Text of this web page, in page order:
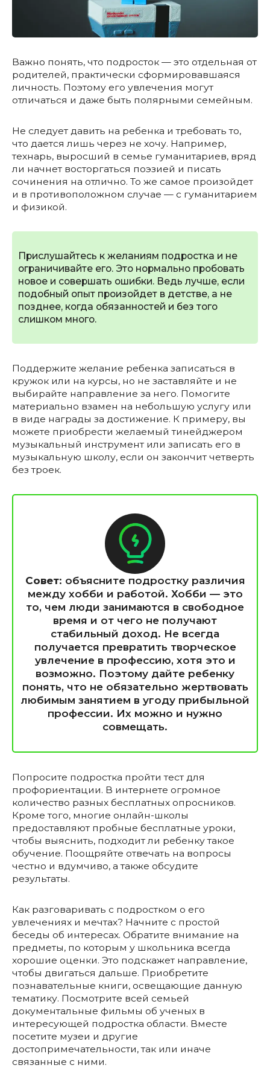
Важно понять, что подросток — это отдельная от
родителей, практически сформировавшаяся
личность. Поэтому его увлечения могут
отличаться и даже быть полярными семейным.
Не следует давить на ребенка и требовать то,
что дается лишь через не хочу. Например,
технарь, выросший в семье гуманитариев, вряд
ли начнет восторгаться поэзией и писать
сочинения на отлично. То же самое произойдет
и в противоположном случае — с гуманитарием
и физикой.
Прислушайтесь к желаниям подростка и не
ограничивайте его. Это нормально пробовать
новое и совершать ошибки. Ведь лучше, если
подобный опыт произойдет в детстве, а не
позднее, когда обязанностей и без того
слишком много.
Поддержите желание ребенка записаться в
кружок или на курсы, но не заставляйте и не
выбирайте направление за него. Помогите
материально взамен на небольшую услугу или
в виде награды за достижение. К примеру, вы
можете приобрести желаемый тинейджером
музыкальный инструмент или записать его в
музыкальную школу, если он закончит четверть
без троек.
Совет: объясните подростку различия
между хобби и работой. Хобби — это
то, чем люди занимаются в свободное
время и от чего не получают
стабильный доход. Не всегда
получается превратить творческое
увлечение в профессию, хотя это и
возможно. Поэтому дайте ребенку
понять, что не обязательно жертвовать
любимым занятием в угоду прибыльной
профессии. Их можно и нужно
совмещать.
Попросите подростка пройти тест для
профориентации. В интернете огромное
количество разных бесплатных опросников.
Кроме того, многие онлайн-школы
предоставляют пробные бесплатные уроки,
чтобы выяснить, подходит ли ребенку такое
обучение. Поощряйте отвечать на вопросы
честно и вдумчиво, а также обсудите
результаты.
Как разговаривать с подростком о его
увлечениях и мечтах? Начните с простой
беседы об интересах. Обратите внимание на
предметы, по которым у школьника всегда
хорошие оценки. Это подскажет направление,
чтобы двигаться дальше. Приобретите
познавательные книги, освещающие данную
тематику. Посмотрите всей семьей
документальные фильмы об ученых в
интересующей подростка области. Вместе
посетите музеи и другие
достопримечательности, так или иначе
связанные с ними.